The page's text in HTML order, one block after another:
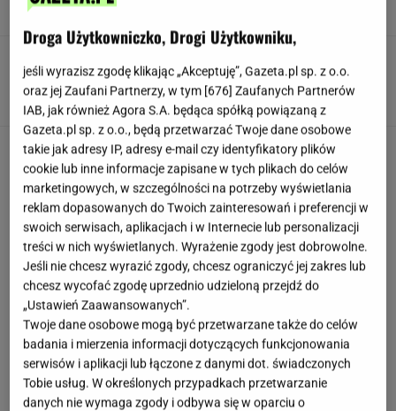
Kamińskiego, jego nie. "Skazał mnie Pan na
karę śmierci"
Urzędnicy pukają do domów. Chcą paragonów
MATERIAŁ PROMOCYJNY
Droga Użytkowniczko, Drogi Użytkowniku,
jeśli wyrazisz zgodę klikając „Akceptuję”, Gazeta.pl sp. z o.o.
oraz jej Zaufani Partnerzy, w tym [676] Zaufanych Partnerów
IAB, jak również Agora S.A. będąca spółką powiązaną z
Gazeta.pl sp. z o.o., będą przetwarzać Twoje dane osobowe
takie jak adresy IP, adresy e-mail czy identyfikatory plików
cookie lub inne informacje zapisane w tych plikach do celów
marketingowych, w szczególności na potrzeby wyświetlania
reklam dopasowanych do Twoich zainteresowań i preferencji w
swoich serwisach, aplikacjach i w Internecie lub personalizacji
treści w nich wyświetlanych. Wyrażenie zgody jest dobrowolne.
Jeśli nie chcesz wyrazić zgody, chcesz ograniczyć jej zakres lub
chcesz wycofać zgodę uprzednio udzieloną przejdź do
„Ustawień Zaawansowanych”.
Twoje dane osobowe mogą być przetwarzane także do celów
badania i mierzenia informacji dotyczących funkcjonowania
serwisów i aplikacji lub łączone z danymi dot. świadczonych
Tobie usług. W określonych przypadkach przetwarzanie
danych nie wymaga zgody i odbywa się w oparciu o